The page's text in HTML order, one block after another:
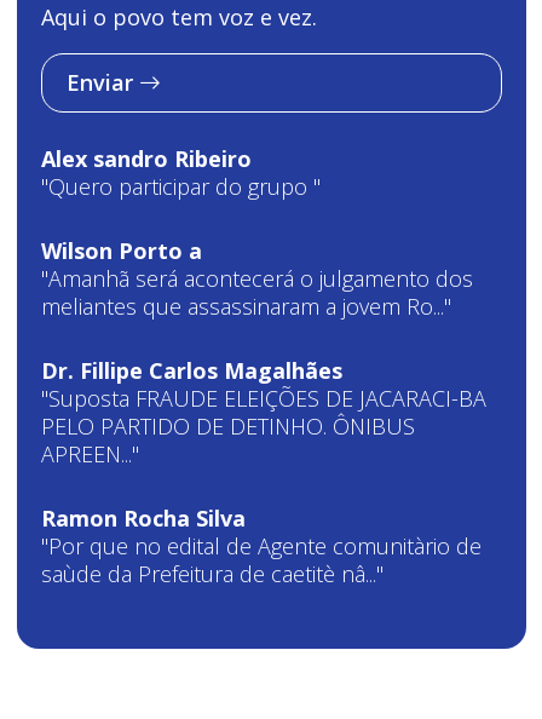
Aqui o povo tem voz e vez.
Enviar
Alex sandro Ribeiro
"Quero participar do grupo "
Wilson Porto a
"Amanhã será acontecerá o julgamento dos
meliantes que assassinaram a jovem Ro..."
Dr. Fillipe Carlos Magalhães
"Suposta FRAUDE ELEIÇÕES DE JACARACI-BA
PELO PARTIDO DE DETINHO. ÔNIBUS
APREEN..."
Ramon Rocha Silva
"Por que no edital de Agente comunitàrio de
saùde da Prefeitura de caetitè nâ..."